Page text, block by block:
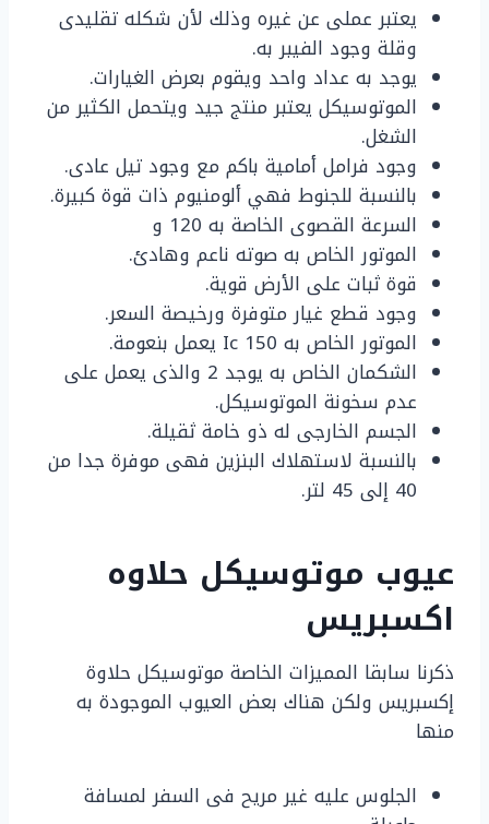
يعتبر عملى عن غيره وذلك لأن شكله تقليدى
وقلة وجود الفيبر به.
يوجد به عداد واحد ويقوم بعرض الغيارات.
الموتوسيكل يعتبر منتج جيد ويتحمل الكثير من
الشغل.
وجود فرامل أمامية باكم مع وجود تيل عادى.
بالنسبة للجنوط فهي ألومنيوم ذات قوة كبيرة.
السرعة القصوى الخاصة به 120 و
الموتور الخاص به صوته ناعم وهادئ.
قوة ثبات على الأرض قوية.
وجود قطع غيار متوفرة ورخيصة السعر.
الموتور الخاص به 150 Ic يعمل بنعومة.
الشكمان الخاص به يوجد 2 والذى يعمل على
عدم سخونة الموتوسيكل.
الجسم الخارجى له ذو خامة ثقيلة.
بالنسبة لاستهلاك البنزين فهى موفرة جدا من
40 إلى 45 لتر.
عيوب موتوسيكل حلاوه
اكسبريس
ذكرنا سابقا المميزات الخاصة موتوسيكل حلاوة
إكسبريس ولكن هناك بعض العيوب الموجودة به
منها
الجلوس عليه غير مريح فى السفر لمسافة